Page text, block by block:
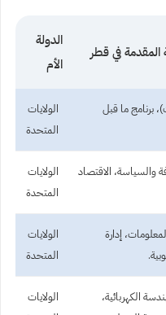
في قطر
الدولة
الأم
(6 سنوات)، برنامج ما قبل
الولايات
المتحدة
والسياسة، الاقتصاد
الولايات
المتحدة
إدارة
الولايات
المتحدة
الكهربائية،
الولايات